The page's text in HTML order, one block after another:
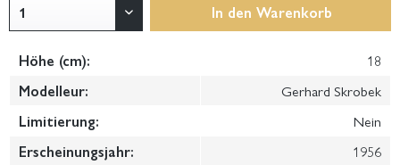
In den Warenkorb
Höhe (cm):
18
Modelleur:
Gerhard Skrobek
Limitierung:
Nein
Erscheinungsjahr:
1956